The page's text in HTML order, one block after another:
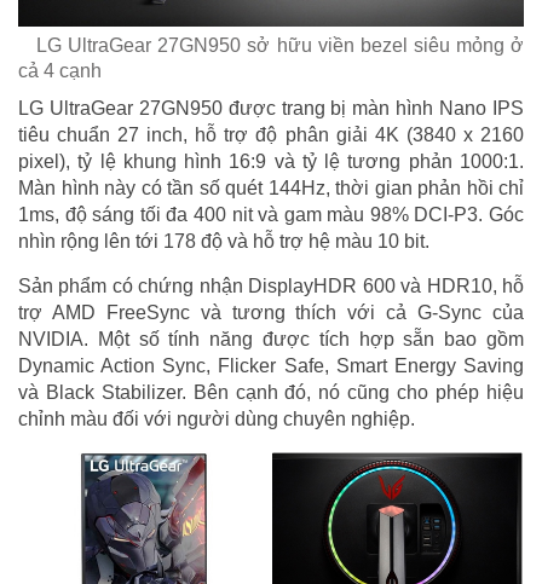
LG UltraGear 27GN950 sở hữu viền bezel siêu mỏng ở
cả 4 cạnh
LG UltraGear 27GN950 được trang bị màn hình Nano IPS
tiêu chuẩn 27 inch, hỗ trợ độ phân giải 4K (3840 x 2160
pixel), tỷ lệ khung hình 16:9 và tỷ lệ tương phản 1000:1.
Màn hình này có tần số quét 144Hz, thời gian phản hồi chỉ
1ms, độ sáng tối đa 400 nit và gam màu 98% DCI-P3. Góc
nhìn rộng lên tới 178 độ và hỗ trợ hệ màu 10 bit.
Sản phẩm có chứng nhận DisplayHDR 600 và HDR10, hỗ
trợ AMD FreeSync và tương thích với cả G-Sync của
NVIDIA. Một số tính năng được tích hợp sẵn bao gồm
Dynamic Action Sync, Flicker Safe, Smart Energy Saving
và Black Stabilizer. Bên cạnh đó, nó cũng cho phép hiệu
chỉnh màu đối với người dùng chuyên nghiệp.